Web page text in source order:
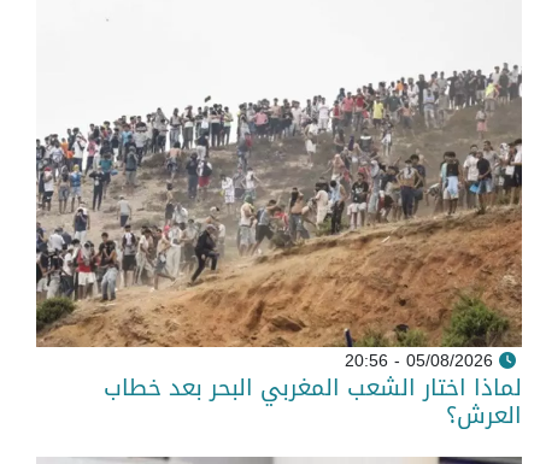
05/08/2026 - 20:56
لماذا اختار الشعب المغربي البحر بعد خطاب
العرش؟